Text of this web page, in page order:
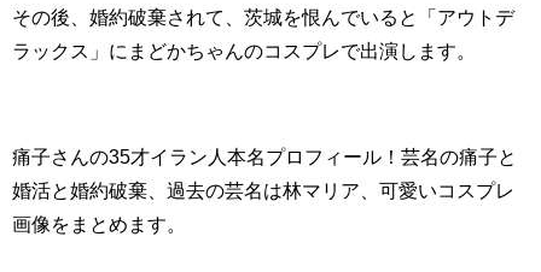
その後、婚約破棄されて、茨城を恨んでいると「アウトデ
ラックス」にまどかちゃんのコスプレで出演します。
痛子さんの35才イラン人本名プロフィール！芸名の痛子と
婚活と婚約破棄、過去の芸名は林マリア、可愛いコスプレ
画像をまとめます。